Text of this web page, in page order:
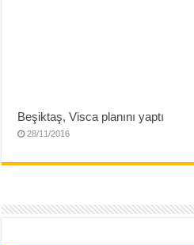
Beşiktaş, Visca planını yaptı
28/11/2016